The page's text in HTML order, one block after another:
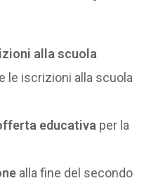
alla scuola
le iscrizioni alla scuola
educativa per la
alla fine del secondo